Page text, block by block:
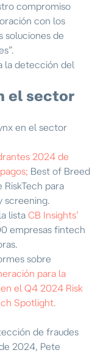
compromiso
con los
soluciones de
la detección del
el sector
en el sector
2024 de
Best of Breed
para
screening.
lista CB Insights’
empresas fintech
sobre
para la
el Q4 2024 Risk
Spotlight.
de fraudes
2024, Pete